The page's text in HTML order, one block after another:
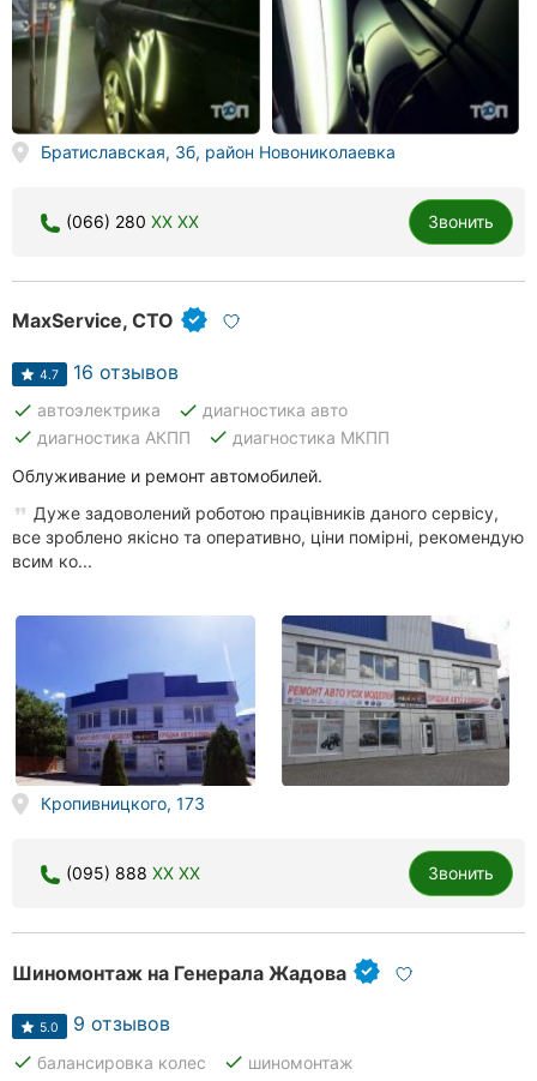
Братиславская, 3б, район Новониколаевка
(066) 280 XX XX Звонить
MaxService, СТО
4.7 16 отзывов
done автоэлектрика done диагностика авто
done диагностика АКПП done диагностика МКПП
Облуживание и ремонт автомобилей.
Дуже задоволений роботою працівників даного сервісу,
все зроблено якісно та оперативно, ціни помірні, рекомендую
всим ко...
Кропивницкого, 173
(095) 888 XX XX Звонить
Шиномонтаж на Генерала Жадова
5.0 9 отзывов
done балансировка колес done шиномонтаж